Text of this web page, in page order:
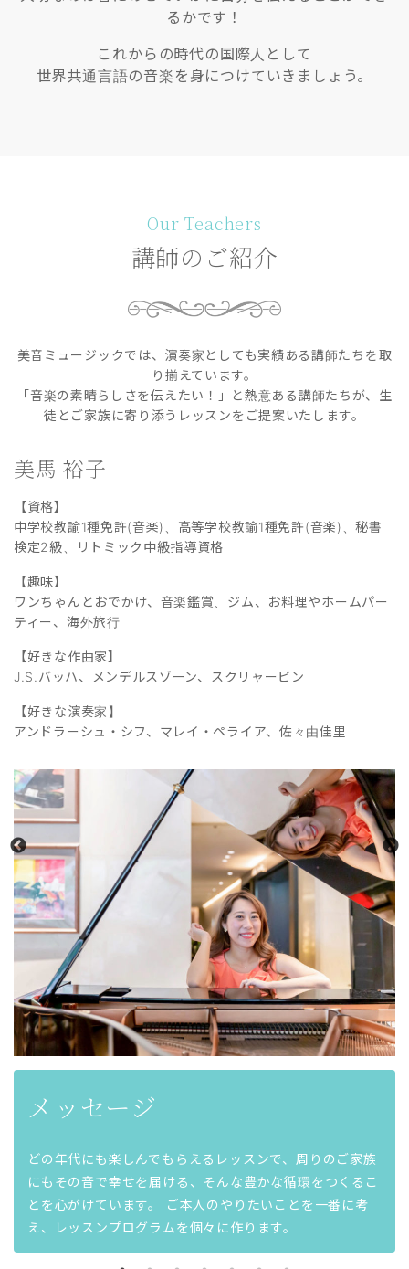
るかです！
これからの時代の国際人として
世界共通言語の音楽を身につけていきましょう。
Our Teachers
講師のご紹介
美音ミュージックでは、演奏家としても実績ある講師たちを取
り揃えています。
「音楽の素晴らしさを伝えたい！」と熱意ある講師たちが、生
徒とご家族に寄り添うレッスンをご提案いたします。
美馬 裕子
【資格】
中学校教諭1種免許(音楽)、高等学校教諭1種免許(音楽)、秘書
検定2級、リトミック中級指導資格
【趣味】
ワンちゃんとおでかけ、音楽鑑賞、ジム、お料理やホームパー
ティー、海外旅行
【好きな作曲家】
J.S.バッハ、メンデルスゾーン、スクリャービン
【好きな演奏家】
アンドラーシュ・シフ、マレイ・ペライア、佐々由佳里
メッセージ
どの年代にも楽しんでもらえるレッスンで、周りのご家族
にもその音で幸せを届ける、そんな豊かな循環をつくるこ
とを心がけています。 ご本人のやりたいことを一番に考
え、レッスンプログラムを個々に作ります。